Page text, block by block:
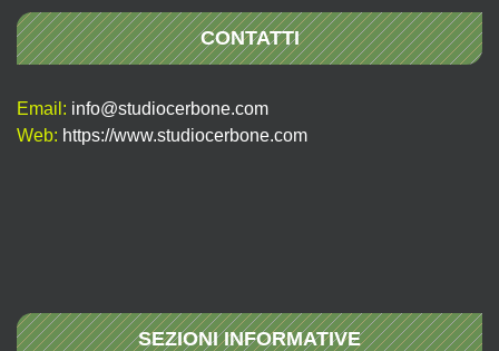
CONTATTI
Email: info@studiocerbone.com
Web: https://www.studiocerbone.com
SEZIONI INFORMATIVE